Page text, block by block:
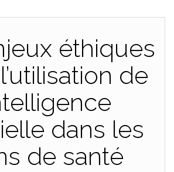
éthiques
de
dans les
de santé